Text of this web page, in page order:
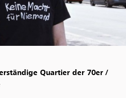
Quartier der 70er /